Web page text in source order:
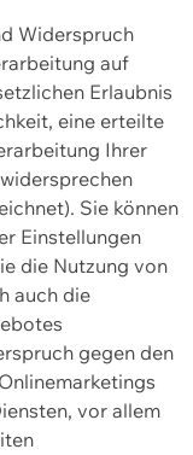
Widerspruch
auf
Erlaubnis
eine erteilte
Ihrer
Sie können
Einstellungen
die Nutzung von
auch die
gegen den
vor allem